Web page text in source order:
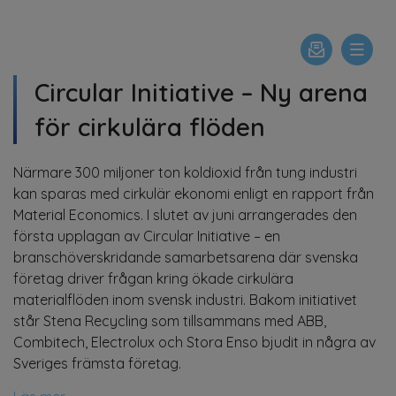
Circular Initiative – Ny arena
för cirkulära flöden
Närmare 300 miljoner ton koldioxid från tung industri
kan sparas med cirkulär ekonomi enligt en rapport från
Material Economics. I slutet av juni arrangerades den
första upplagan av Circular Initiative – en
branschöverskridande samarbetsarena där svenska
företag driver frågan kring ökade cirkulära
materialflöden inom svensk industri. Bakom initiativet
står Stena Recycling som tillsammans med ABB,
Combitech, Electrolux och Stora Enso bjudit in några av
Sveriges främsta företag.